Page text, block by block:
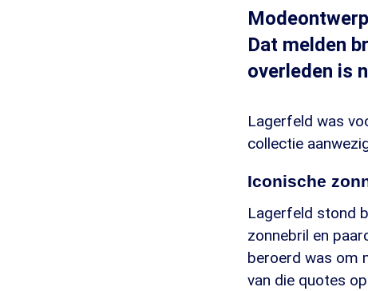
Dat melden
overleden is
Lagerfeld was
collectie
Iconische
Lagerfeld stond
zonnebril en
beroerd was om
van die quotes